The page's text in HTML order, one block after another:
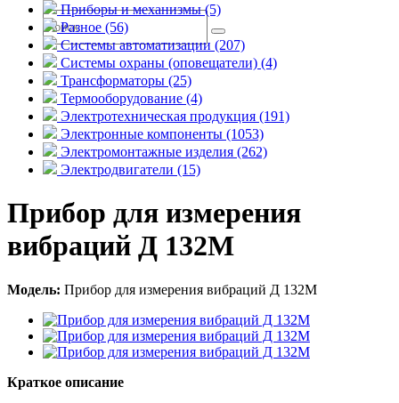
Приборы и механизмы (5)
Разное (56)
Системы автоматизации (207)
Системы охраны (оповещатели) (4)
Трансформаторы (25)
Термооборудование (4)
Электротехническая продукция (191)
Электронные компоненты (1053)
Электромонтажные изделия (262)
Электродвигатели (15)
Прибор для измерения
вибраций Д 132М
Модель: Прибор для измерения вибраций Д 132М
Краткое описание